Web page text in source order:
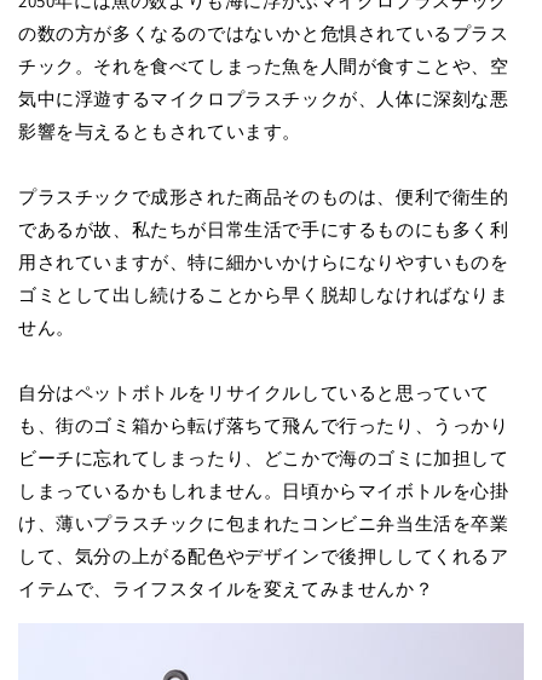
の数の方が多くなるのではないかと危惧されているプラス
チック。それを食べてしまった魚を人間が食すことや、空
気中に浮遊するマイクロプラスチックが、人体に深刻な悪
影響を与えるともされています。
プラスチックで成形された商品そのものは、便利で衛生的
であるが故、私たちが日常生活で手にするものにも多く利
用されていますが、特に細かいかけらになりやすいものを
ゴミとして出し続けることから早く脱却しなければなりま
せん。
自分はペットボトルをリサイクルしていると思っていて
も、街のゴミ箱から転げ落ちて飛んで行ったり、うっかり
ビーチに忘れてしまったり、どこかで海のゴミに加担して
しまっているかもしれません。日頃からマイボトルを心掛
け、薄いプラスチックに包まれたコンビニ弁当生活を卒業
して、気分の上がる配色やデザインで後押ししてくれるア
イテムで、ライフスタイルを変えてみませんか？